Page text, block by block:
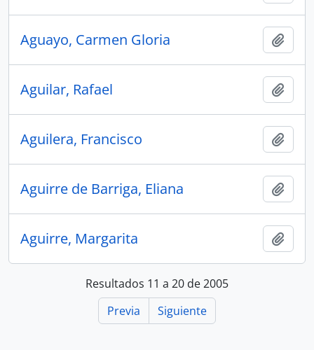
Aguayo, Carmen Gloria
Aguilar, Rafael
Aguilera, Francisco
Aguirre de Barriga, Eliana
Aguirre, Margarita
Resultados 11 a 20 de 2005
Previa
Siguiente